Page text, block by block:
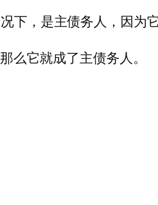
下，是主债务人，因为
么它就成了主债务人。